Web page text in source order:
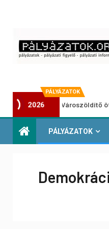
PÁLYÁZATOK
2026
Városzöldítő ötletpályázat
PÁLYÁZATOK